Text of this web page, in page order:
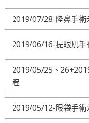
2019/07/28-隆鼻手術
2019/06/16-提眼肌手
2019/05/25、
程
2019/05/12-眼袋手術